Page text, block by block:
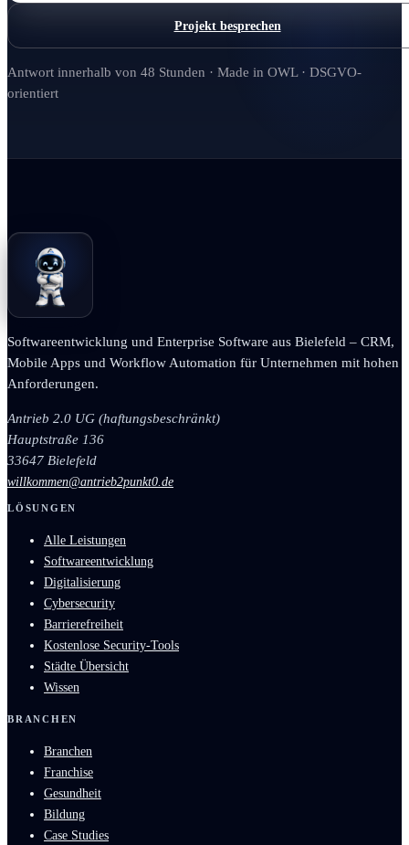
Projekt besprechen
Antwort innerhalb von 48 Stunden · Made in OWL · DSGVO-
orientiert
Softwareentwicklung und Enterprise Software aus Bielefeld – CRM,
Mobile Apps und Workflow Automation für Unternehmen mit hohen
Anforderungen.
Antrieb 2.0 UG (haftungsbeschränkt)
Hauptstraße 136
33647 Bielefeld
willkommen@antrieb2punkt0.de
LÖSUNGEN
Alle Leistungen
Softwareentwicklung
Digitalisierung
Cybersecurity
Barrierefreiheit
Kostenlose Security-Tools
Städte Übersicht
Wissen
BRANCHEN
Branchen
Franchise
Gesundheit
Bildung
Case Studies